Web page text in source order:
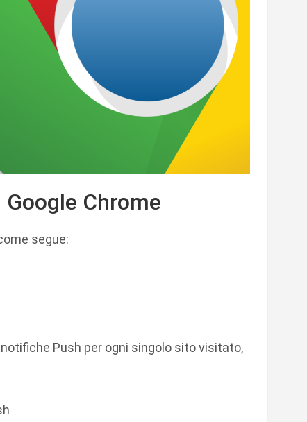
Chrome
segue:
Push per ogni singolo sito visitato,